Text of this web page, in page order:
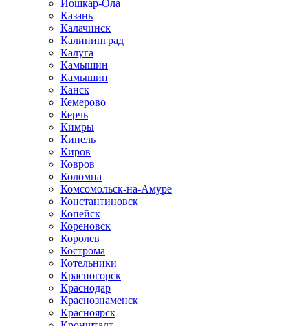
Йошкар-Ола
Казань
Калачинск
Калининград
Калуга
Камышин
Камышин
Канск
Кемерово
Керчь
Кимры
Кинель
Киров
Ковров
Коломна
Комсомольск-на-Амуре
Константиновск
Копейск
Кореновск
Королев
Кострома
Котельники
Красногорск
Краснодар
Краснознаменск
Красноярск